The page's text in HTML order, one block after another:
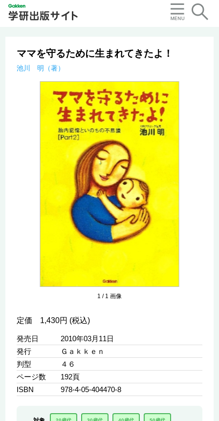
ママを守るために生まれてきたよ！
池川 明（著）
1 / 1 画像
定価 1,430円 (税込)
発売日
2010年03月11日
発行
Ｇａｋｋｅｎ
判型
４６
ページ数
192頁
ISBN
978-4-05-404470-8